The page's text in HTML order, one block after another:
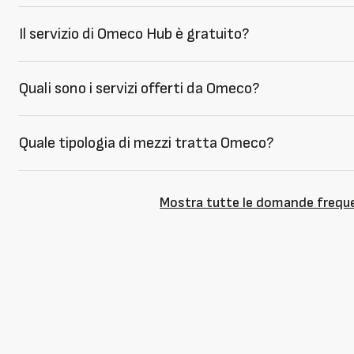
Il servizio di Omeco Hub è gratuito?
Quali sono i servizi offerti da Omeco?
Quale tipologia di mezzi tratta Omeco?
Mostra tutte le domande